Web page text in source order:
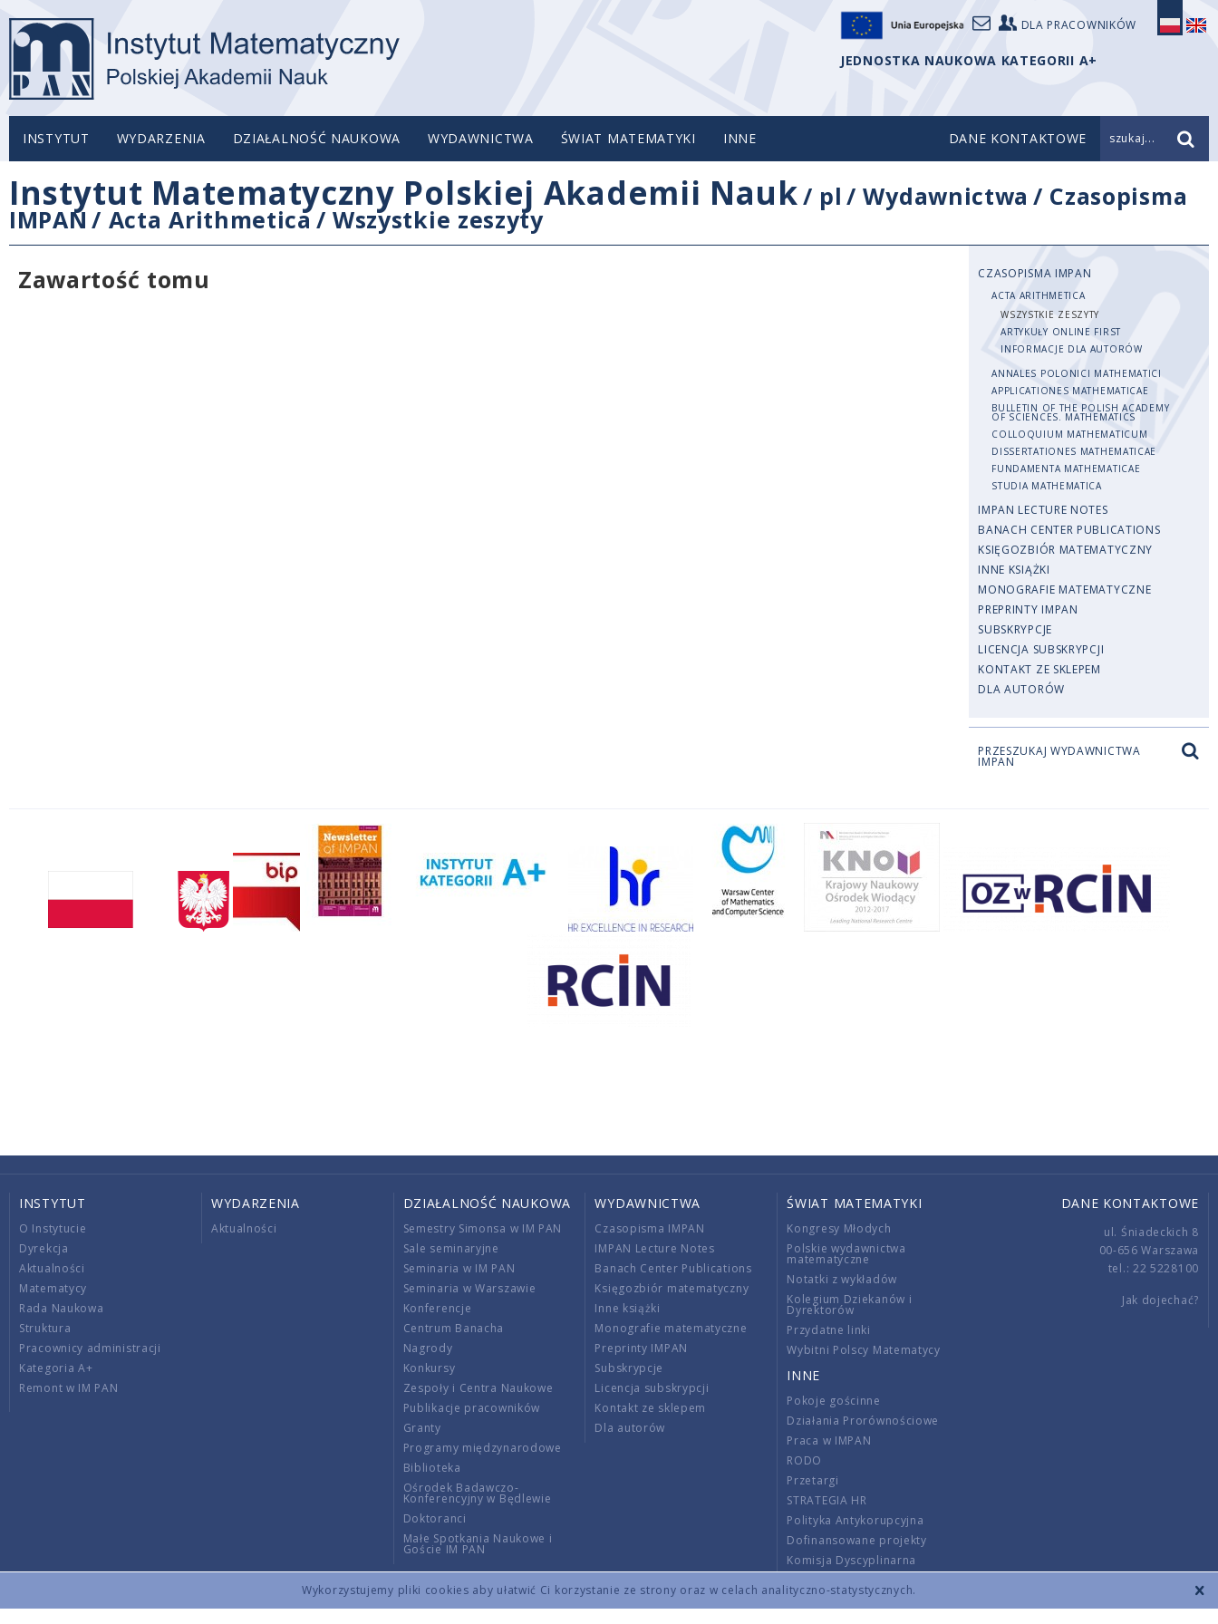
Wykorzystujemy pliki cookies aby ułatwić Ci korzystanie ze strony oraz w celach analityczno-statystycznych.
DLA PRACOWNIKÓW
JEDNOSTKA NAUKOWA KATEGORII A+
INSTYTUT WYDARZENIA DZIAŁALNOŚĆ NAUKOWA WYDAWNICTWA ŚWIAT MATEMATYKI INNE DANE KONTAKTOWE szukaj...
Instytut Matematyczny Polskiej Akademii Nauk/ pl /Wydawnictwa / Czasopisma
IMPAN / Acta Arithmetica/ Wszystkie zeszyty
Zawartość tomu
CZASOPISMA IMPAN
ACTA ARITHMETICA
WSZYSTKIE ZESZYTY
ARTYKUŁY ONLINE FIRST
INFORMACJE DLA AUTORÓW
ANNALES POLONICI MATHEMATICI
APPLICATIONES MATHEMATICAE
BULLETIN OF THE POLISH ACADEMY
OF SCIENCES. MATHEMATICS
COLLOQUIUM MATHEMATICUM
DISSERTATIONES MATHEMATICAE
FUNDAMENTA MATHEMATICAE
STUDIA MATHEMATICA
IMPAN LECTURE NOTES
BANACH CENTER PUBLICATIONS
KSIĘGOZBIÓR MATEMATYCZNY
INNE KSIĄŻKI
MONOGRAFIE MATEMATYCZNE
PREPRINTY IMPAN
SUBSKRYPCJE
LICENCJA SUBSKRYPCJI
KONTAKT ZE SKLEPEM
DLA AUTORÓW
PRZESZUKAJ WYDAWNICTWA
IMPAN
INSTYTUT
O Instytucie
Dyrekcja
Aktualności
Matematycy
Rada Naukowa
Struktura
Pracownicy administracji
Kategoria A+
Remont w IM PAN
WYDARZENIA
Aktualności
DZIAŁALNOŚĆ NAUKOWA
Semestry Simonsa w IM PAN
Sale seminaryjne
Seminaria w IM PAN
Seminaria w Warszawie
Konferencje
Centrum Banacha
Nagrody
Konkursy
Zespoły i Centra Naukowe
Publikacje pracowników
Granty
Programy międzynarodowe
Biblioteka
Ośrodek Badawczo-
Konferencyjny w Będlewie
Doktoranci
Małe Spotkania Naukowe i
Goście IM PAN
WYDAWNICTWA
Czasopisma IMPAN
IMPAN Lecture Notes
Banach Center Publications
Księgozbiór matematyczny
Inne książki
Monografie matematyczne
Preprinty IMPAN
Subskrypcje
Licencja subskrypcji
Kontakt ze sklepem
Dla autorów
ŚWIAT MATEMATYKI
Kongresy Młodych
Polskie wydawnictwa
matematyczne
Notatki z wykładów
Kolegium Dziekanów i
Dyrektorów
Przydatne linki
Wybitni Polscy Matematycy
INNE
Pokoje gościnne
Działania Prorównościowe
Praca w IMPAN
RODO
Przetargi
STRATEGIA HR
Polityka Antykorupcyjna
Dofinansowane projekty
Komisja Dyscyplinarna
Wnoszenie opłat
DANE KONTAKTOWE
ul. Śniadeckich 8
00-656 Warszawa
tel.: 22 5228100
Jak dojechać?